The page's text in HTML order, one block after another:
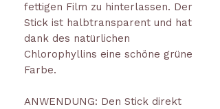
fettigen Film zu hinterlassen. Der
Stick ist halbtransparent und hat
dank des natürlichen
Chlorophyllins eine schöne grüne
Farbe.
ANWENDUNG: Den Stick direkt